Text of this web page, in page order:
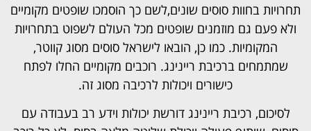
תחרויות בחוות סוסים שונים,לשם כך הוסמכו שופטים מקומיים
ולא פעם גם מוזמנים שופטים מכל העולם לשפוט בתחרויות
המקומיות. כמו כן, הובאו לישראל סוסים מסוג קווטר,
שמתמחים ברכיבת ריינינג. רוכבים מקומיים החלו לפתח
כישורים ויכולות לרכיבה מסוג זה.
לסיכום, רכיבת ריינינג דורשת יכולות וידע רב בעבודה עם